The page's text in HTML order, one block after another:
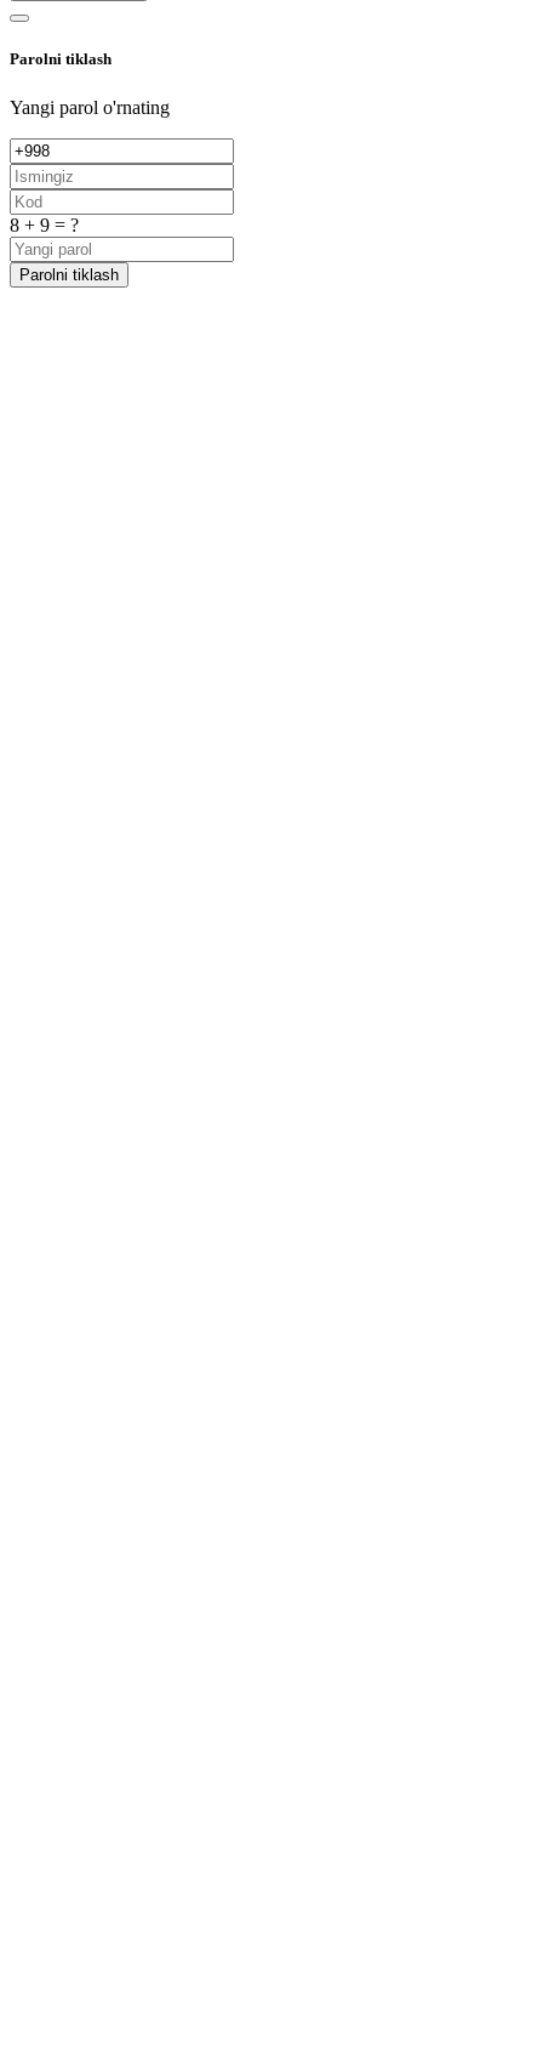
Parolni tiklash
Yangi parol o'rnating
8 + 9 = ?
Parolni tiklash